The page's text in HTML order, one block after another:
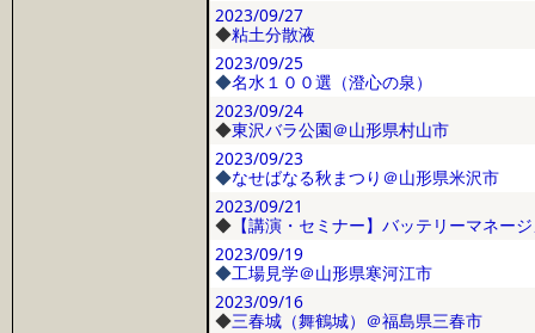
2023/09/27
◆粘土分散液
2023/09/25
◆名水１００選（澄心の泉）
2023/09/24
◆東沢バラ公園＠山形県村山市
2023/09/23
◆なせばなる秋まつり＠山形県米沢市
2023/09/21
◆ 【講演・セミナー】バッテリーマネー
2023/09/19
◆工場見学＠山形県寒河江市
2023/09/16
◆三春城（舞鶴城）＠福島県三春市